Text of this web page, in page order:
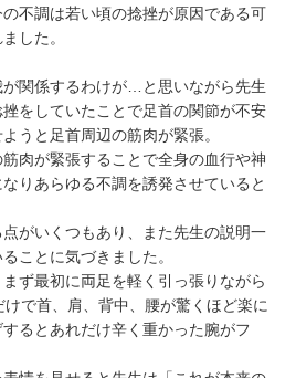
不調は若い頃の捻挫が原因である可
した。
関係するわけが…と思いながら先生
をしていたことで足首の関節が不安
うと足首周辺の筋肉が緊張。
肉が緊張することで全身の血行や神
りあらゆる不調を誘発させていると
がいくつもあり、また先生の説明一
ことに気づきました。
ず最初に両足を軽く引っ張りながら
で首、肩、背中、腰が驚くほど楽に
るとあれだけ辛く重かった腕がフ